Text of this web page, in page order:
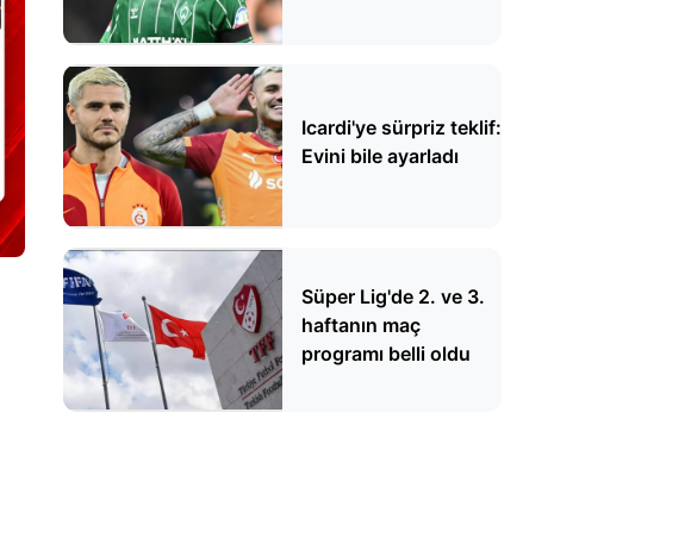
Icardi'ye sürpriz teklif:
Evini bile ayarladı
Süper Lig'de 2. ve 3.
haftanın maç
programı belli oldu